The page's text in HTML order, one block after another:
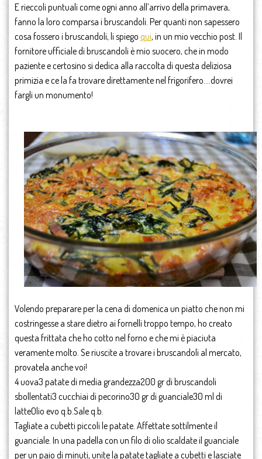
E rieccoli puntuali come ogni anno all’arrivo della primavera,
fanno la loro comparsa i bruscandoli. Per quanti non sapessero
cosa fossero i bruscandoli, li spiego qui, in un mio vecchio post. Il
fornitore ufficiale di bruscandoli è mio suocero, che in modo
paziente e certosino si dedica alla raccolta di questa deliziosa
primizia e ce la fa trovare direttamente nel frigorifero….dovrei
fargli un monumento!
Volendo preparare per la cena di domenica un piatto che non mi
costringesse a stare dietro ai fornelli troppo tempo, ho creato
questa frittata che ho cotto nel forno e che mi è piaciuta
veramente molto. Se riuscite a trovare i bruscandoli al mercato,
provatela anche voi!
4 uova3 patate di media grandezza200 gr di bruscandoli
sbollentati3 cucchiai di pecorino30 gr di guanciale30 ml di
latteOlio evo q.b.Sale q.b.
Tagliate a cubetti piccoli le patate. Affettate sottilmente il
guanciale. In una padella con un filo di olio scaldate il guanciale
per un paio di minuti, unite la patate tagliate a cubetti e lasciate